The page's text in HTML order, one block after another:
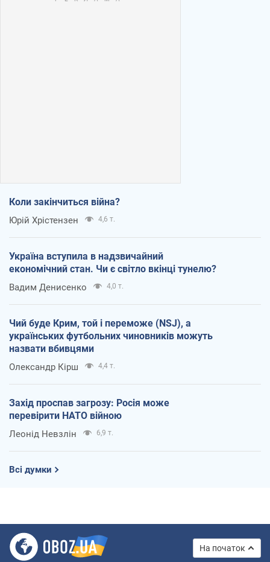
Коли закінчиться війна?
Юрій Хрістензен 4,6 т.
Україна вступила в надзвичайний
економічний стан. Чи є світло вкінці тунелю?
Вадим Денисенко 4,0 т.
Чий буде Крим, той і переможе (NSJ), а
українських футбольних чиновників можуть
назвати вбивцями
Олександр Кірш 4,4 т.
Захід проспав загрозу: Росія може
перевірити НАТО війною
Леонід Невзлін 6,9 т.
Всі думки
На початок